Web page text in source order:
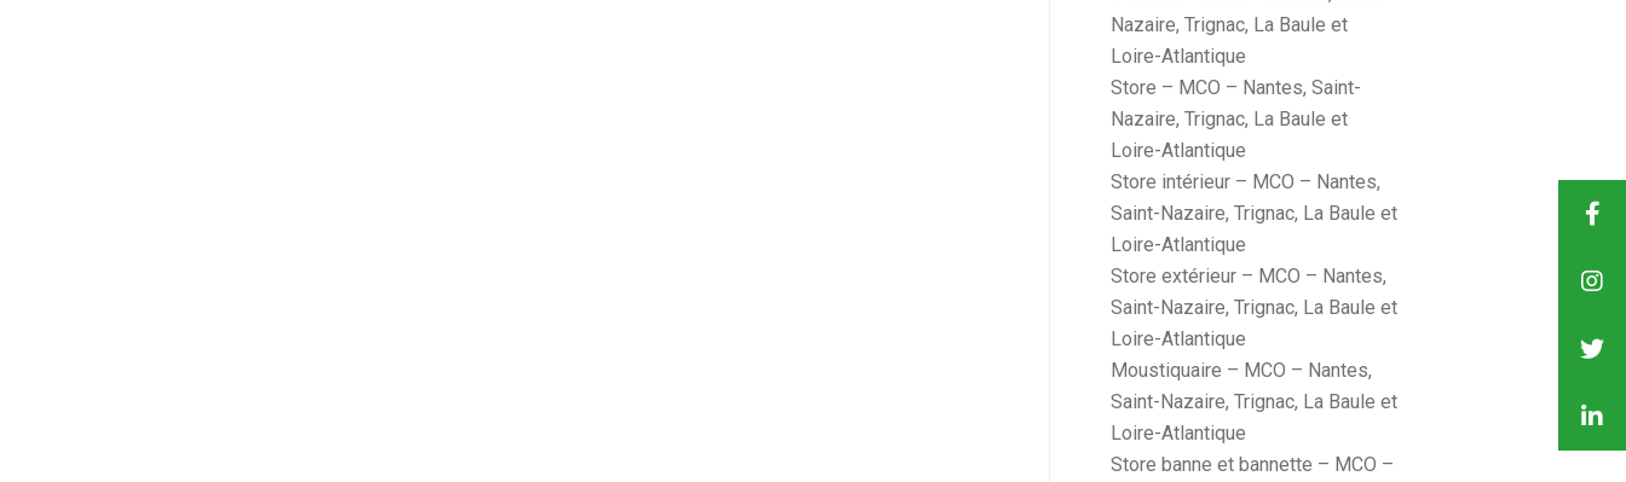
Nazaire, Trignac, La Baule et
Loire-Atlantique
Store – MCO – Nantes, Saint-
Nazaire, Trignac, La Baule et
Loire-Atlantique
Store intérieur – MCO – Nantes,
Saint-Nazaire, Trignac, La Baule et
Loire-Atlantique
Store extérieur – MCO – Nantes,
Saint-Nazaire, Trignac, La Baule et
Loire-Atlantique
Moustiquaire – MCO – Nantes,
Saint-Nazaire, Trignac, La Baule et
Loire-Atlantique
Store banne et bannette – MCO –